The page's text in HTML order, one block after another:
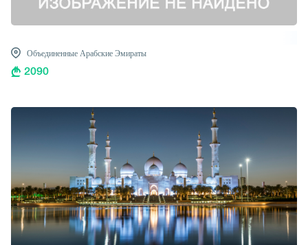
Объединенные Арабские Эмираты
2090